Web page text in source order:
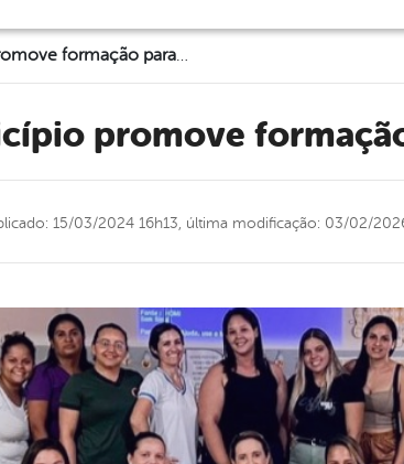
Educação: Município promove formação para cuidadores
promove
15/03/2024 16h13, última modificação: 03/02/